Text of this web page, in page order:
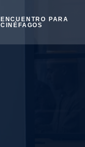
ENCUENTRO PARA
CINÉFAGOS